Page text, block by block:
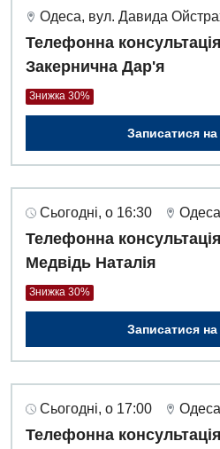
Одеса, вул. Давида
Телефонна
Закернична Дар'я
Знижка 30%
Записатися
Сьогодні, о 16:30
Телефонна
Медвідь Наталія
Знижка 30%
Записатися
Сьогодні, о 17:00
Телефонна